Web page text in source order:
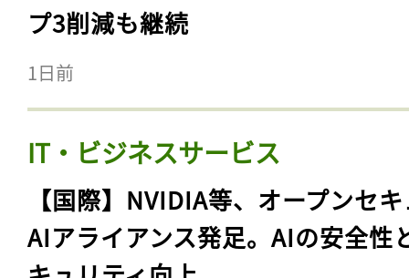
プ3削減も継続
1日前
IT・ビジネスサービス
【国際】NVIDIA等、オープンセ
AIアライアンス発足。AIの安全性